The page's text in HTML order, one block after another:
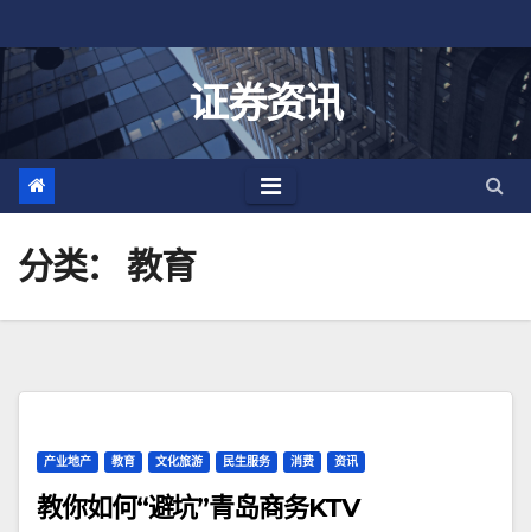
至
证券资讯
分类： 教育
产业地产 教育 文化旅游 民生服务 消费 资讯
教你如何“避坑”青岛商务KTV